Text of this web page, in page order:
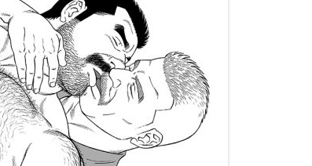
I GOT TURNED INTO MY BEST
FRIEND’S FATHER’S BITCH (ENG)
KHOZ, THE SPELLBOUND SLAVE –
SERIES (ENG)
MY BROTHER’S HUSBAND (ENG)
MY TEACHER (ENG)
NOS RENDEZ-VOUS
GOURMANDS (FRA)
OUR COLORFUL DAYS (FRA)
TTBM (FRA)
VIRTUS (FRA)
GOKU (FRA)
UO TO MIZU. COME UN PESCE
NELL’ACQUA (ITA)
L’INVERNO DEL PESCATORE (ITA)
VIRTUS (ITA)
RACCONTI ESTREMI (ITA)
BLACK & WHITE (JPN)
FISH AND WATER (JPN)
HOUSE OF BRUTES (JPN)
JUJUTSU KYOSHI (REPRINTED)
KHOZ, THE SPELLBOUND SLAVE –
SERIES (JPN)
아우의 남편
우리의 색채
KOLORY NASZEGO ŻYCIA
MĄŻ MOJEGO BRATA
NOSSAS CORES (POR)
O MARIDO DO MEU IRMÃO (POR)
DEGENERACIÓN (SPA)
EL MARIDO DE MI HERMANO
(SPA)
MY BROTHER’S HUSBAND ด้วย
สายใยรัก